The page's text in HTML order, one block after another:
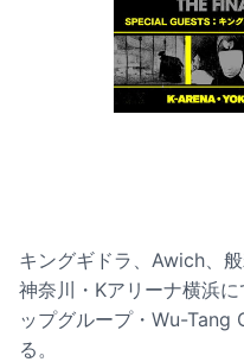
キングギドラ、Awich、
神奈川・Kアリーナ横浜
ップグループ・Wu-Tang
る。